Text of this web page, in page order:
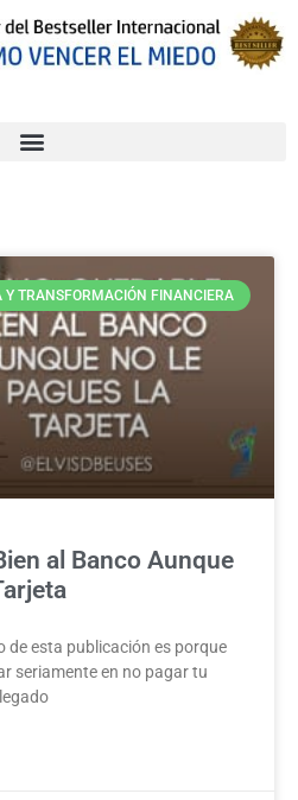
TRANSFORMACIÓN FINANCIERA
al Banco Aunque
de esta publicación es porque
seriamente en no pagar tu